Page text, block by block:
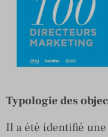
Typologie des
Il a été identifié